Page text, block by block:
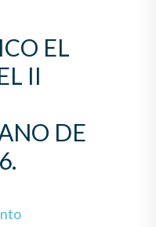
EL
II
DE